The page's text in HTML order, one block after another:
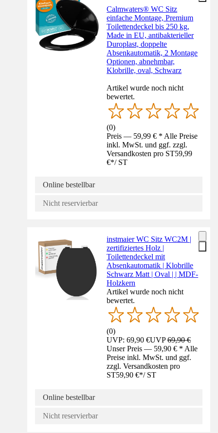
Calmwaters® WC Sitz
einfache Montage, Premium
Toilettendeckel bis 250 kg,
Made in EU, antibakterieller
Duroplast, doppelte
Absenkautomatik, 2 Montage
Optionen, abnehmbar,
Klobrille, oval, Schwarz
Artikel wurde noch nicht
bewertet.
(0)
Preis — 59,99 € * Alle Preise
inkl. MwSt. und ggf. zzgl.
Versandkosten pro ST59,99
€*/ ST
Online bestellbar
Nicht reservierbar
instmaier WC Sitz WC2M |
zertifiziertes Holz |
Toilettendeckel mit
Absenkautomatik | Klobrille
Schwarz Matt | Oval | | MDF-
Holzkern
Artikel wurde noch nicht
bewertet.
(0)
UVP: 69,90 €UVP69,90 €
Unser Preis — 59,90 € * Alle
Preise inkl. MwSt. und ggf.
zzgl. Versandkosten pro
ST59,90 €*/ ST
Online bestellbar
Nicht reservierbar